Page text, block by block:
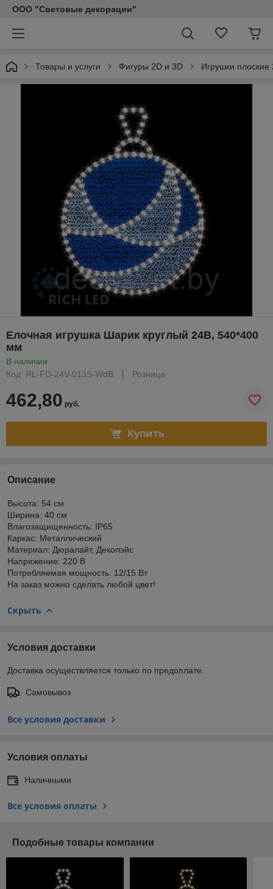
ООО "Световые декорации"
Товары и услуги Фигуры 2D и 3D Игрушки плоские
Елочная игрушка Шарик круглый 24В, 540*400
мм
В наличии
Код: RL-FD-24V-013S-WdB
Розница
462,80 руб.
Купить
Описание
Высота: 54 см
Ширина: 40 см
Влагозащищенность: IP65
Каркас: Металлический
Материал: Дюралайт, Деколэйс
Напряжение: 220 В
Потребляемая мощность: 12/15 Вт
На заказ можно сделать любой цвет!
Скрыть
Условия доставки
Доставка осуществляется только по предоплате.
Самовывоз
Все условия доставки
Условия оплаты
Наличными
Все условия оплаты
Подобные товары компании